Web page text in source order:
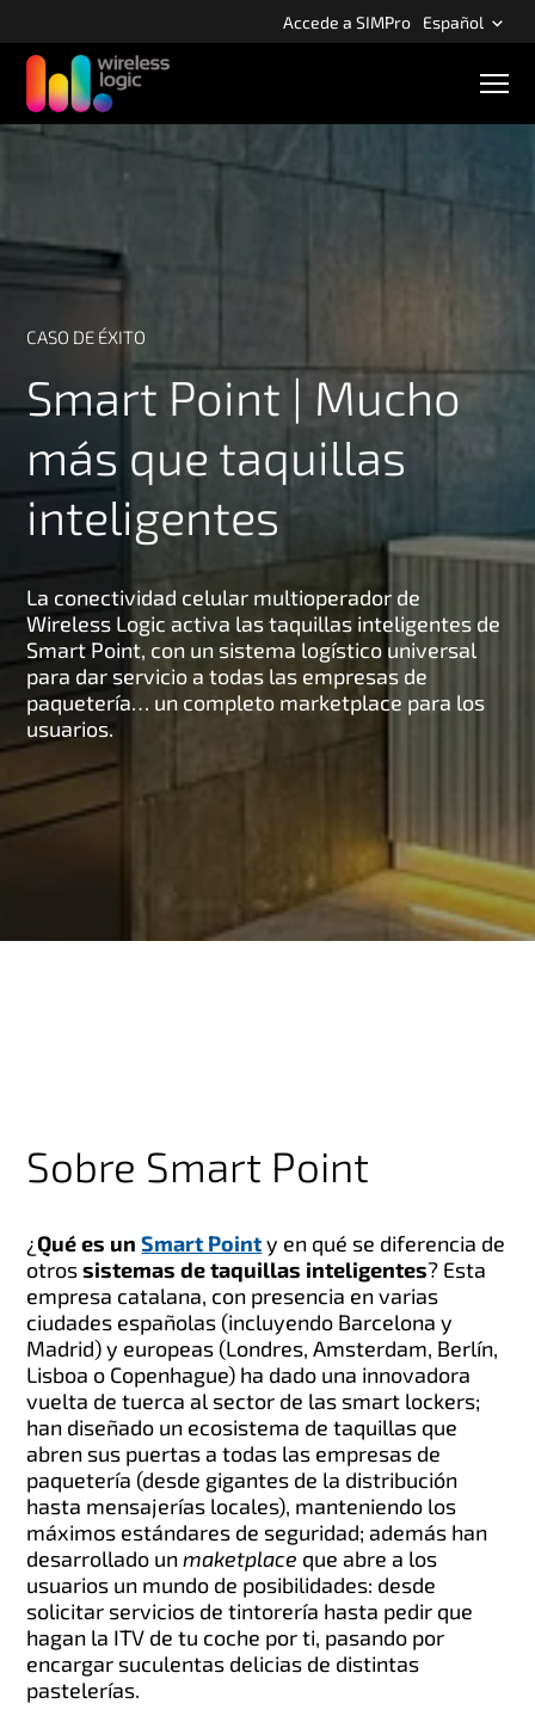
k
t
i
e
Accede a SIMPro Español
N
v
c
CASO DE ÉXITO
Smart Point | Mucho
más que taquillas
inteligentes
La conectividad celular multioperador de
Wireless Logic activa las taquillas inteligentes de
Smart Point, con un sistema logístico universal
para dar servicio a todas las empresas de
paquetería… un completo marketplace para los
usuarios.
Sobre Smart Point
¿Qué es unSmart Pointy en qué se diferencia de
otrossistemas de taquillas inteligentes? Esta
empresa catalana, con presencia en varias
ciudades españolas (incluyendo Barcelona y
Madrid) y europeas (Londres, Amsterdam, Berlín,
Lisboa o Copenhague) ha dado una innovadora
vuelta de tuerca al sector de las smart lockers;
han diseñado un ecosistema de taquillas que
abren sus puertas a todas las empresas de
paquetería (desde gigantes de la distribución
hasta mensajerías locales), manteniendo los
máximos estándares de seguridad; además han
desarrollado unmaketplace que abre a los
usuarios un mundo de posibilidades: desde
solicitar servicios de tintorería hasta pedir que
hagan la ITV de tu coche por ti, pasando por
encargar suculentas delicias de distintas
pastelerías.